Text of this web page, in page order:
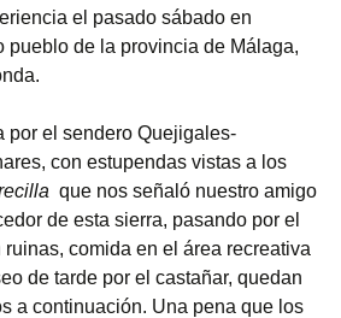
el pasado sábado en
pueblo de la provincia de Málaga,
por el sendero Quejigales-
con estupendas vistas a los
que nos señaló nuestro amigo
de esta sierra, pasando por el
ruinas, comida en el área recreativa
de tarde por el castañar, quedan
a continuación. Una pena que los